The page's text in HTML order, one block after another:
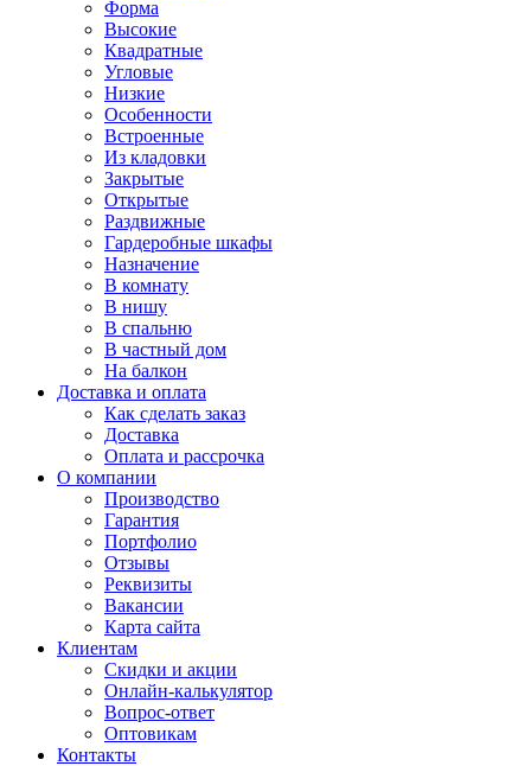
Форма
Высокие
Квадратные
Угловые
Низкие
Особенности
Встроенные
Из кладовки
Закрытые
Открытые
Раздвижные
Гардеробные шкафы
Назначение
В комнату
В нишу
В спальню
В частный дом
На балкон
Доставка и оплата
Как сделать заказ
Доставка
Оплата и рассрочка
О компании
Производство
Гарантия
Портфолио
Отзывы
Реквизиты
Вакансии
Карта сайта
Клиентам
Скидки и акции
Онлайн-калькулятор
Вопрос-ответ
Оптовикам
Контакты